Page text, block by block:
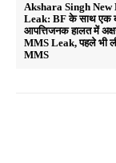
Akshara Singh New
Leak: BF के साथ एक
आपत्तिजनक हालत में
MMS Leak, पहले भी
MMS